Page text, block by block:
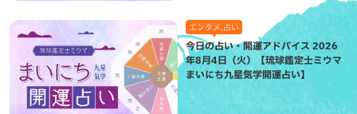
エンタメ,占い
今日の占い・開運アドバイス 2026
年8月4日（火）【琉球鑑定士ミウマ
まいにち九星気学開運占い】